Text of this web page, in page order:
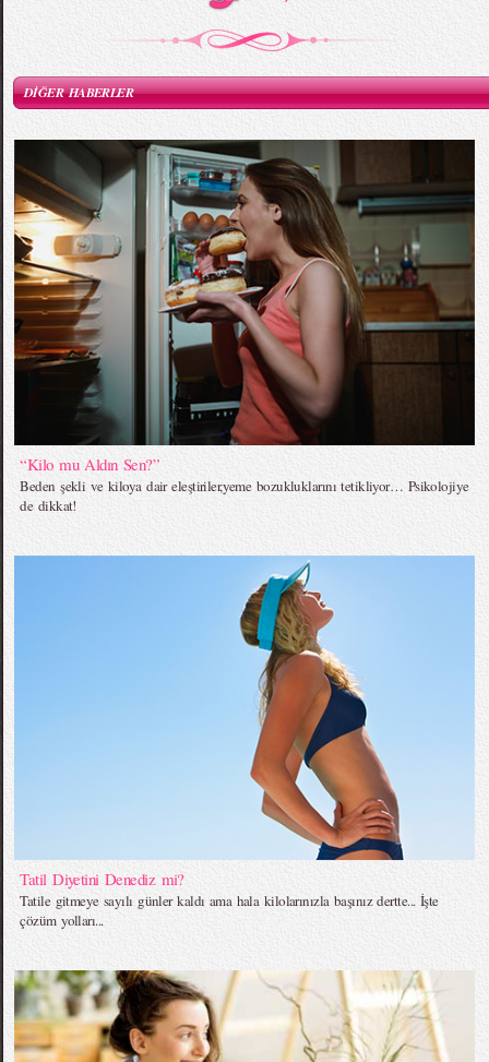
DİĞER HABERLER
“Kilo mu Aldın Sen?”
Beden şekli ve kiloya dair eleştiriler,yeme bozukluklarını tetikliyor… Psikolojiye
de dikkat!
Tatil Diyetini Denediz mi?
Tatile gitmeye sayılı günler kaldı ama hala kilolarınızla başınız dertte... İşte
çözüm yolları...